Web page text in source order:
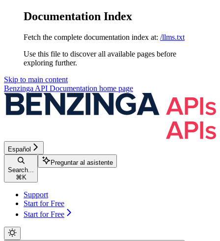
Documentation Index
Fetch the complete documentation index at: /llms.txt
Use this file to discover all available pages before
exploring further.
Skip to main content
Benzinga API Documentation home page
Español
Search...
⌘ K
Preguntar al asistente
Support
Start for Free
Start for Free